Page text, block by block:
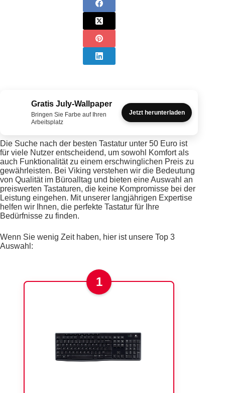
Gratis July-Wallpaper
Bringen Sie Farbe auf Ihren
Arbeitsplatz
Jetzt herunterladen
Die Suche nach der besten Tastatur unter 50 Euro ist
für viele Nutzer entscheidend, um sowohl Komfort als
auch Funktionalität zu einem erschwinglichen Preis zu
gewährleisten. Bei Viking verstehen wir die Bedeutung
von Qualität im Büroalltag und bieten eine Auswahl an
preiswerten Tastaturen, die keine Kompromisse bei der
Leistung eingehen. Mit unserer langjährigen Expertise
helfen wir Ihnen, die perfekte Tastatur für Ihre
Bedürfnisse zu finden.
Wenn Sie wenig Zeit haben, hier ist unsere Top 3
Auswahl:
1